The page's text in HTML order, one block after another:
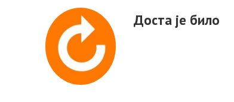
Доста је било